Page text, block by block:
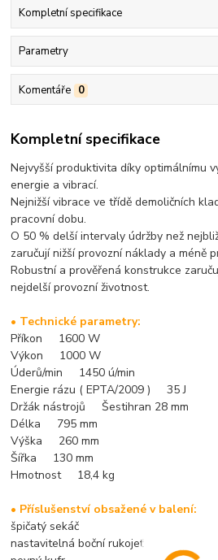
Kompletní specifikace
Parametry
Komentáře 0
Kompletní specifikace
Nejvyšší produktivita díky optimálnímu
energie a vibrací.
Nejnižší vibrace ve třídě demoličních
pracovní dobu.
O 50 % delší intervaly údržby než
zaručují nižší provozní náklady a méně
Robustní a prověřená konstrukce
nejdelší provozní životnost.
• Technické parametry:
Příkon 1600 W
Výkon 1000 W
Úderů/min 1450 ú/min
Energie rázu ( EPTA/2009 ) 35 J
Držák nástrojů Šestihran 28 mm
Délka 795 mm
Výška 260 mm
Šířka 130 mm
Hmotnost 18,4 kg
• Příslušenství obsažené v balení:
špičatý sekáč
nastavitelná boční rukojeť